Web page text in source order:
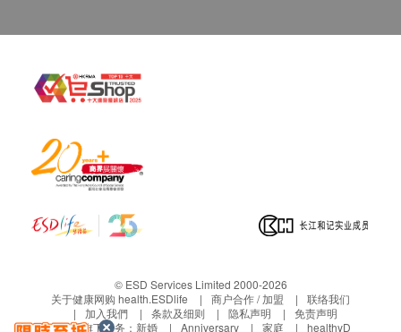
© ESD Services Limited 2000-2026
关于健康网购 health.ESDlife
商户合作 / 加盟
联络我们
加入我們
条款及细则 隐私声明
免责声明
生活易旗下业务： 新婚 Anniversary 家庭 healthyD